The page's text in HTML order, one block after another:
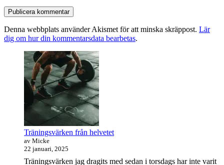
Denna webbplats använder Akismet för att minska skräppost. Lär
dig om hur din kommentarsdata bearbetas.
Primära
sidofältet
Widget
område
Träningsvärken från helvetet
av Micke
22 januari, 2025
Träningsvärken jag dragits med sedan i torsdags har inte varit